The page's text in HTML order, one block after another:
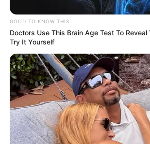
GOOD TO KNOW THIS
Doctors Use This Brain Age Test To
Try It Yourself